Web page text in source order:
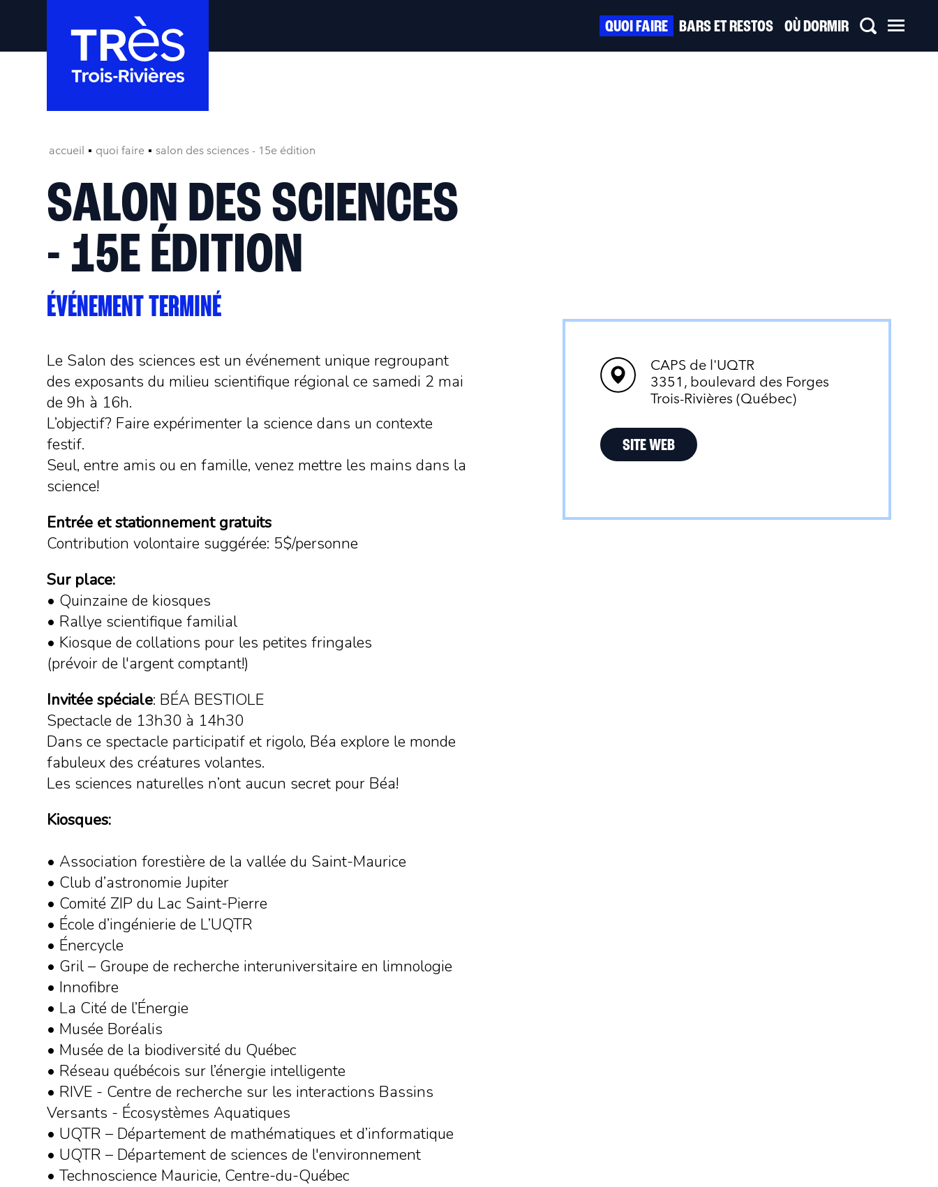
QUOI FAIRE BARS ET RESTOS OÙ DORMIR
accueil quoi faire salon des sciences - 15e édition
SALON DES SCIENCES
- 15E ÉDITION
ÉVÉNEMENT TERMINÉ
Le Salon des sciences est un événement unique regroupant
des exposants du milieu scientifique régional ce samedi 2 mai
de 9h à 16h.
L’objectif? Faire expérimenter la science dans un contexte
festif.
Seul, entre amis ou en famille, venez mettre les mains dans la
science!
Entrée et stationnement gratuits
Contribution volontaire suggérée: 5$/personne
Sur place:
• Quinzaine de kiosques
• Rallye scientifique familial
• Kiosque de collations pour les petites fringales
(prévoir de l'argent comptant!)
Invitée spéciale: BÉA BESTIOLE
Spectacle de 13h30 à 14h30
Dans ce spectacle participatif et rigolo, Béa explore le monde
fabuleux des créatures volantes.
Les sciences naturelles n’ont aucun secret pour Béa!
Kiosques:
• Association forestière de la vallée du Saint-Maurice
• Club d’astronomie Jupiter
• Comité ZIP du Lac Saint-Pierre
• École d’ingénierie de L’UQTR
• Énercycle
• Gril – Groupe de recherche interuniversitaire en limnologie
• Innofibre
• La Cité de l’Énergie
• Musée Boréalis
• Musée de la biodiversité du Québec
• Réseau québécois sur l’énergie intelligente
• RIVE - Centre de recherche sur les interactions Bassins
Versants - Écosystèmes Aquatiques
• UQTR – Département de mathématiques et d’informatique
• UQTR – Département de sciences de l'environnement
• Technoscience Mauricie, Centre-du-Québec
CAPS de l'UQTR
3351, boulevard des Forges
Trois-Rivières (Québec)
SITE WEB